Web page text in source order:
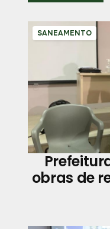
SANEAMENTO
obras de
em vias